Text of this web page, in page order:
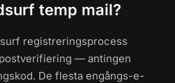
temp mail?
registreringsprocess
— antingen
De flesta engångs-e-